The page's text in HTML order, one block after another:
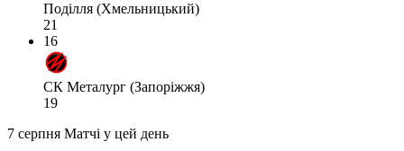
Поділля (Хмельницький)
21
16
СК Металург (Запоріжжя)
19
7 серпня Матчі у цей день